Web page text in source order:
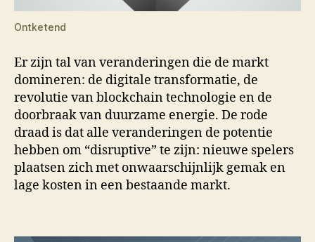
Ontketend
Er zijn tal van veranderingen die de markt
domineren: de digitale transformatie, de
revolutie van blockchain technologie en de
doorbraak van duurzame energie. De rode
draad is dat alle veranderingen de potentie
hebben om “disruptive” te zijn: nieuwe spelers
plaatsen zich met onwaarschijnlijk gemak en
lage kosten in een bestaande markt.